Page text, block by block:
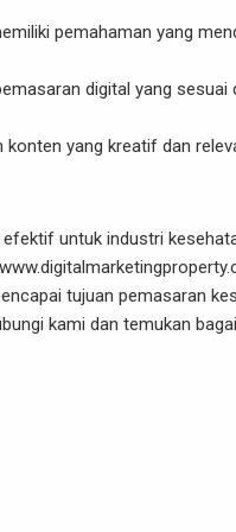
pemahaman yang
digital yang
yang kreatif dan
untuk industri
tujuan pemasaran
kami dan temukan